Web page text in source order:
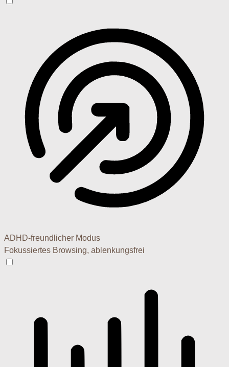
ADHD-freundlicher Modus
Fokussiertes Browsing, ablenkungsfrei